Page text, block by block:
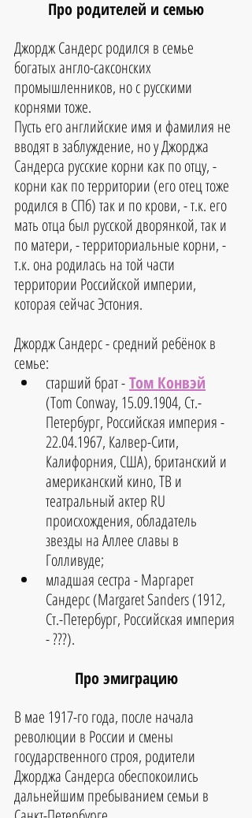
Про родителей и семью
Джордж Сандерс родился в семье
богатых англо-саксонских
промышленников, но с русскими
корнями тоже.
Пусть его английские имя и фамилия не
вводят в заблуждение, но у Джорджа
Сандерса русские корни как по отцу, -
корни как по территории (его отец тоже
родился в СПб) так и по крови, - т.к. его
мать отца был русской дворянкой, так и
по матери, - территориальные корни, -
т.к. она родилась на той части
территории Российской империи,
которая сейчас Эстония.
Джордж Сандерс - средний ребёнок в
семье:
старший брат -Том Конвэй
(Tom Conway, 15.09.1904, Ст.-
Петербург, Российская империя -
22.04.1967, Калвер-Сити,
Калифорния, США), британский и
американский кино, ТВ и
театральный актер RU
происхождения, обладатель
звезды на Аллее славы в
Голливуде;
младшая сестра - Маргарет
Сандерс (Margaret Sanders (1912,
Ст.-Петербург, Российская империя
- ???).
Про эмиграцию
В мае 1917-го года, после начала
революции в России и смены
государственного строя, родители
Джорджа Сандерса обеспокоились
дальнейшим пребыванием семьи в